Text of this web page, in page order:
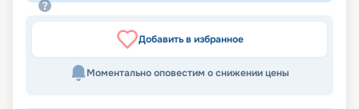
Добавить в избранное
Моментально оповестим о снижении цены